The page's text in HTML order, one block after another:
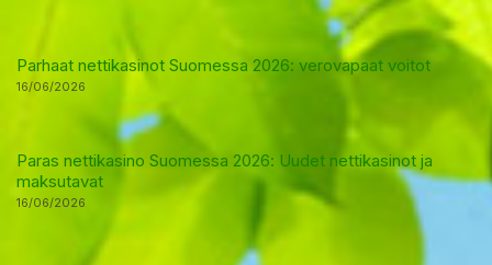
Parhaat nettikasinot Suomessa 2026: verovapaat voitot
16/06/2026
Paras nettikasino Suomessa 2026: Uudet nettikasinot ja
maksutavat
16/06/2026